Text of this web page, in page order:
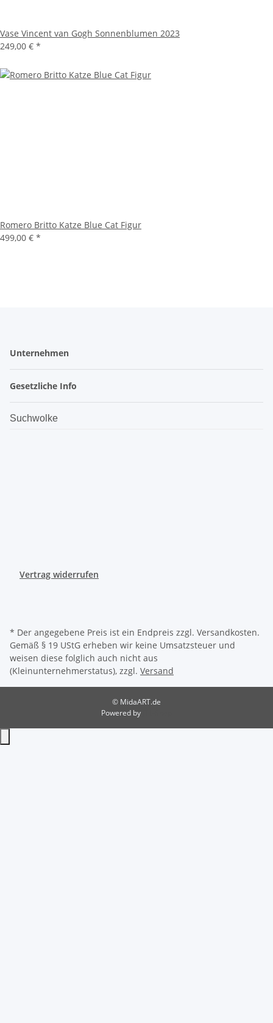
Vase Vincent van Gogh Sonnenblumen 2023
249,00 € *
Romero Britto Katze Blue Cat Figur
499,00 € *
Unternehmen
Gesetzliche Info
Suchwolke
Vertrag widerrufen
* Der angegebene Preis ist ein Endpreis zzgl. Versandkosten.
Gemäß § 19 UStG erheben wir keine Umsatzsteuer und
weisen diese folglich auch nicht aus
(Kleinunternehmerstatus), zzgl. Versand
© MidaART.de
Powered by